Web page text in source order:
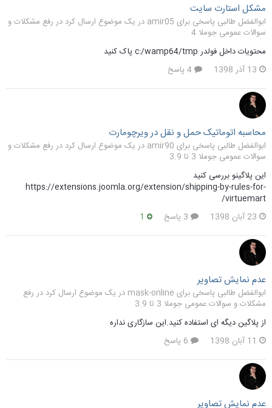
مشکل استارت سایت
ابوالفضل طالبی پاسخی برای amir05 در یک موضوع ارسال کرد در
رفع مشکلات و
سوالات عمومی جوملا 4
محتویات داخل فولدر c:/wamp64/tmp پاک کنید
13 آذر 1398
محاسبه اتوماتیک حمل و نقل در ویرچومارت
ابوالفضل طالبی پاسخی برای amir90 در یک موضوع ارسال کرد در
رفع مشکلات و
سوالات عمومی جوملا 3 تا 3.9
این پلاگینو بررسی کنید
https://extensions.joomla.org/extension/shipping-by-rules-for-
virtuemart/
23 آبان 1398
عدم نمایش تصاویر
ابوالفضل طالبی پاسخی برای mask-online در یک موضوع ارسال کرد در
رفع
مشکلات و سوالات عمومی جوملا 3 تا 3.9
از پلاگین دیگه ای استفاده کنید.این سازگاری نداره
11 آبان 1398
عدم نمایش تصاویر